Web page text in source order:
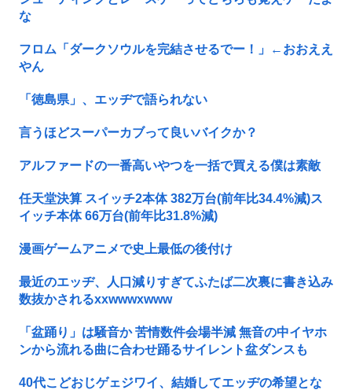
な
フロム「ダークソウルを完結させるでー！」←おおええ
やん
「徳島県」、エッヂで語られない
言うほどスーパーカブって良いバイクか？
アルファードの一番高いやつを一括で買える僕は素敵
任天堂決算 スイッチ2本体 382万台(前年比34.4%減)ス
イッチ本体 66万台(前年比31.8%減)
漫画ゲームアニメで史上最低の後付け
最近のエッヂ、人口減りすぎてふたば二次裏に書き込み
数抜かされるxxwwwxwww
「盆踊り」は騒音か 苦情数件会場半減 無音の中イヤホ
ンから流れる曲に合わせ踊るサイレント盆ダンスも
40代こどおじゲェジワイ、結婚してエッヂの希望とな